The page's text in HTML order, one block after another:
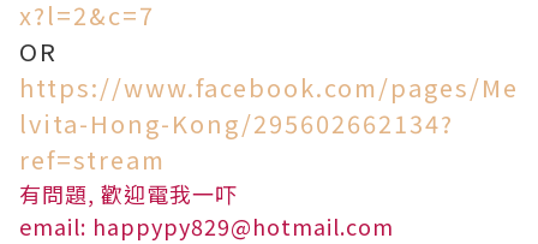
x?l=2&c=7
OR
https://www.facebook.com/pages/Me
lvita-Hong-Kong/295602662134?
ref=stream
有問題, 歡迎電我一吓
email: happypy829@hotmail.com